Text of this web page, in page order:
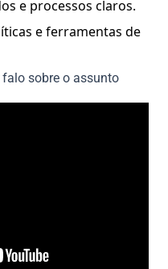
e processos claros.
e ferramentas de
sobre o assunto